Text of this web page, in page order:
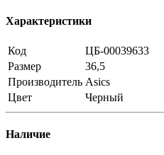
Характеристики
Код
ЦБ-00039633
Размер
36,5
Производитель Asics
Цвет
Черный
Наличие